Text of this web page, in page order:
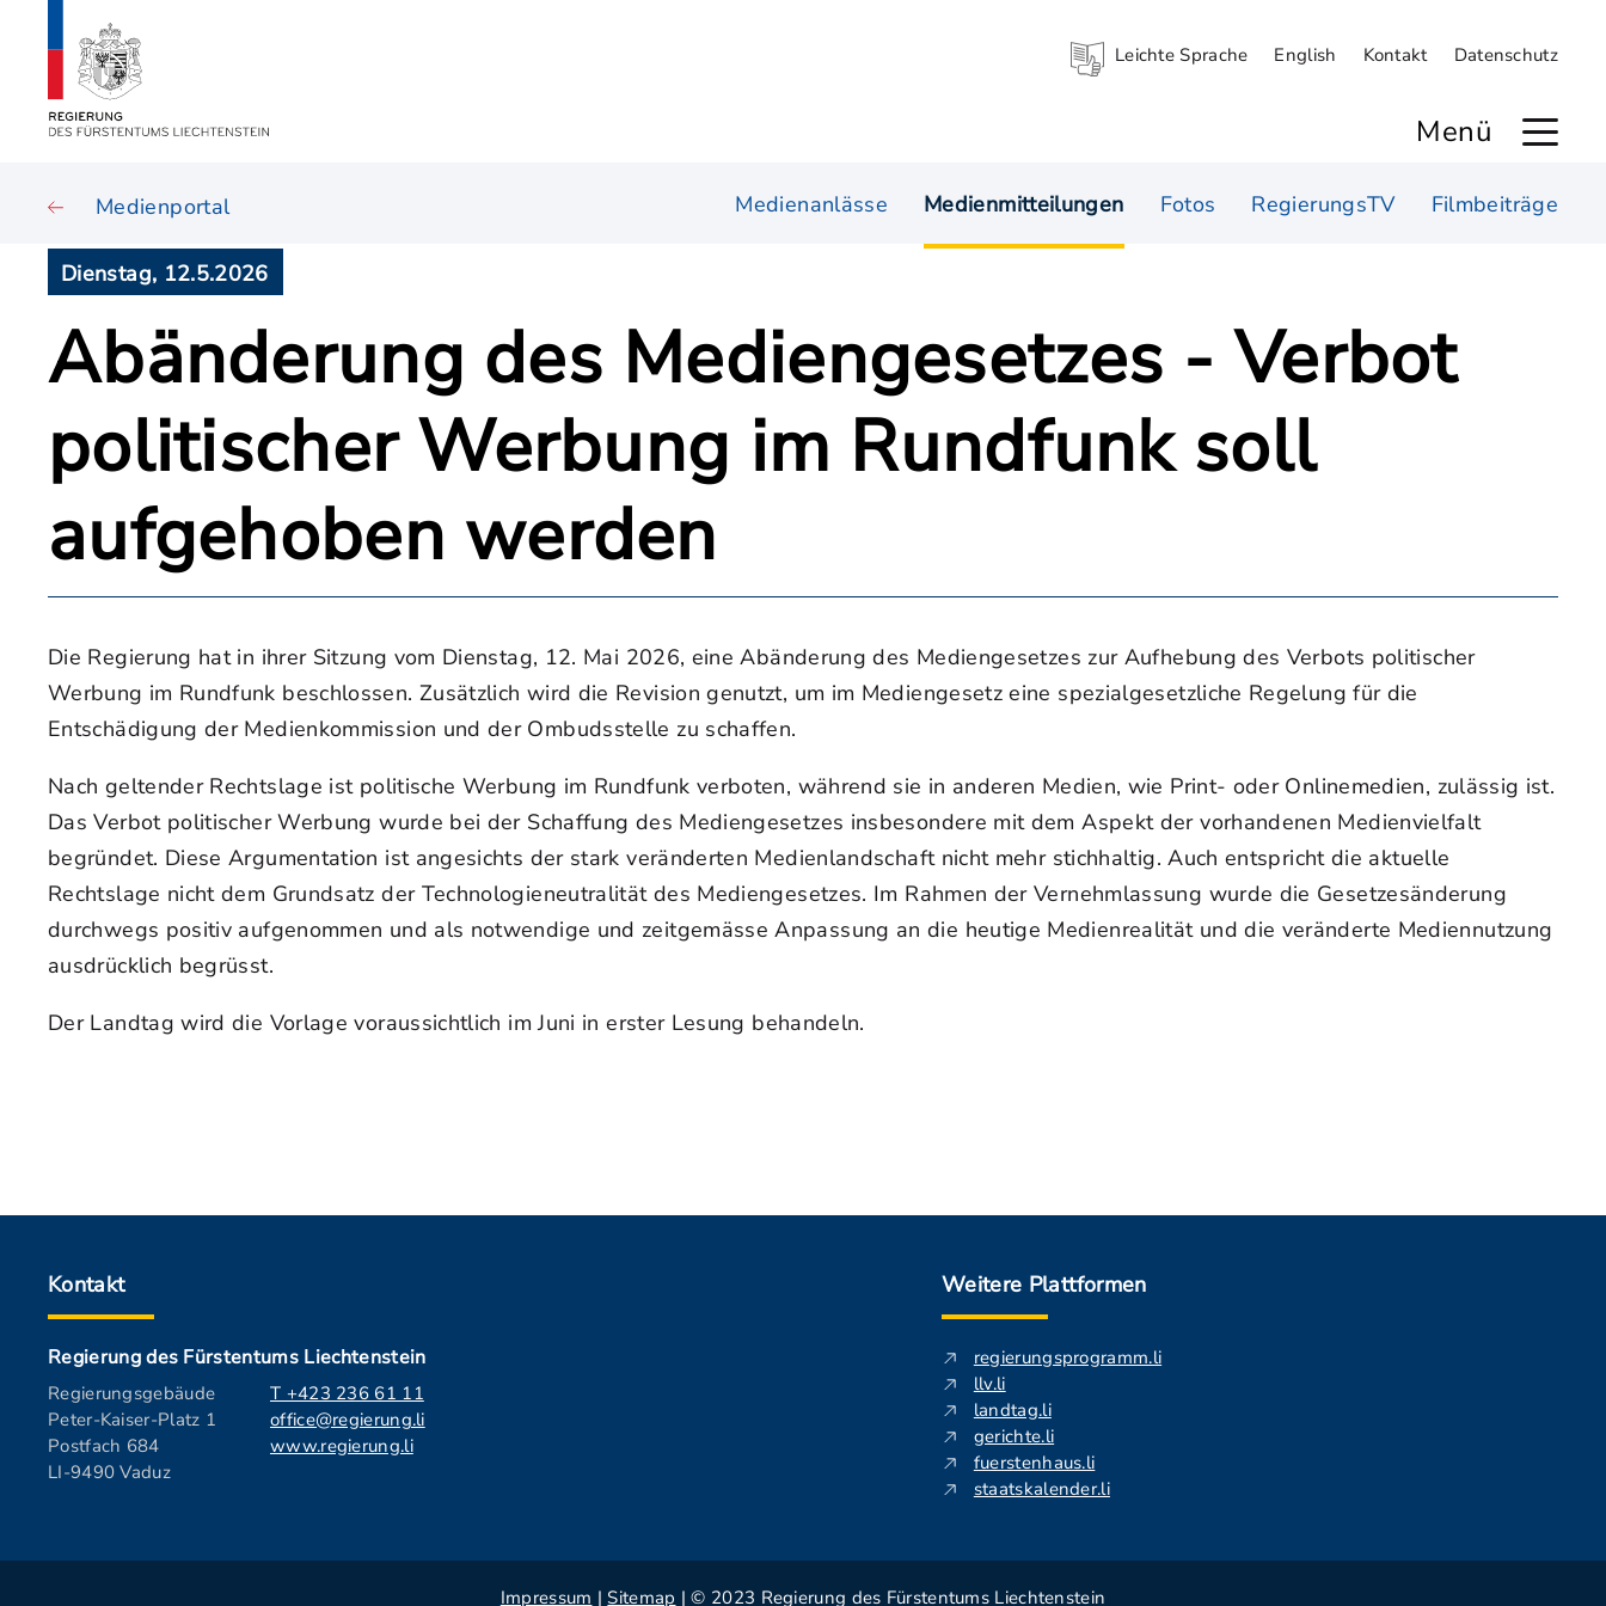
Leichte Sprache English Kontakt Datenschutz
Menü
Medienportal Medienanlässe Medienmitteilungen Fotos RegierungsTV Filmbeiträge
Dienstag, 12.5.2026
Abänderung des Mediengesetzes - Verbot
politischer Werbung im Rundfunk soll
aufgehoben werden
Die Regierung hat in ihrer Sitzung vom Dienstag, 12. Mai 2026, eine Abänderung des Mediengesetzes zur Aufhebung des Verbots politischer
Werbung im Rundfunk beschlossen. Zusätzlich wird die Revision genutzt, um im Mediengesetz eine spezialgesetzliche Regelung für die
Entschädigung der Medienkommission und der Ombudsstelle zu schaffen.
Nach geltender Rechtslage ist politische Werbung im Rundfunk verboten, während sie in anderen Medien, wie Print- oder Onlinemedien, zulässig ist.
Das Verbot politischer Werbung wurde bei der Schaffung des Mediengesetzes insbesondere mit dem Aspekt der vorhandenen Medienvielfalt
begründet. Diese Argumentation ist angesichts der stark veränderten Medienlandschaft nicht mehr stichhaltig. Auch entspricht die aktuelle
Rechtslage nicht dem Grundsatz der Technologieneutralität des Mediengesetzes. Im Rahmen der Vernehmlassung wurde die Gesetzesänderung
durchwegs positiv aufgenommen und als notwendige und zeitgemässe Anpassung an die heutige Medienrealität und die veränderte Mediennutzung
ausdrücklich begrüsst.
Der Landtag wird die Vorlage voraussichtlich im Juni in erster Lesung behandeln.
Kontakt
Regierung des Fürstentums Liechtenstein
Regierungsgebäude
Peter-Kaiser-Platz 1
Postfach 684
LI-9490 Vaduz
T +423 236 61 11
office@regierung.li
www.regierung.li
Weitere Plattformen
regierungsprogramm.li
llv.li
landtag.li
gerichte.li
fuerstenhaus.li
staatskalender.li
Impressum | Sitemap | © 2023 Regierung des Fürstentums Liechtenstein